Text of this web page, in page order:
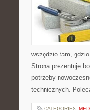
wszędzie tam,
Strona prezentuje
potrzeby
technicznych.
CATEGORIES: